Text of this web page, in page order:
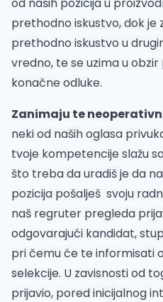
prethodno iskustvo, dok je
prethodno iskustvo u
vredno, te se uzima u
konačne odluke.
Zanimaju te
neki od naših oglasa
tvoje kompetencije slažu
što treba da uradiš je da
pozicija pošalješ svoju
naš regruter pregleda
odgovarajući kandidat,
pri čemu će te informisati
selekcije. U zavisnosti od
prijavio, pored inicijalnog